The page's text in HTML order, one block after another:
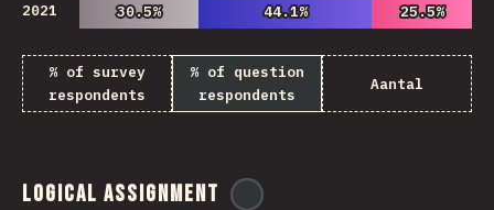
2021 30.5%
30.5% 44.1%
44.1% 25.5%
25.5%
% of survey
respondents
% of question
respondents
Aantal
Logical Assignment